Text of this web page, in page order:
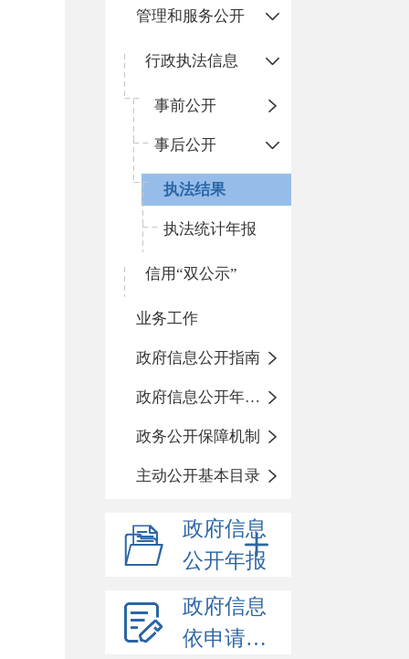
管理和服务公开
行政执法信息
事前公开
事后公开
执法结果
执法统计年报
信用“双公示”
业务工作
政府信息公开指南
政府信息公开年度报告
政务公开保障机制
主动公开基本目录
政府信息
公开年报
政府信息
依申请公开